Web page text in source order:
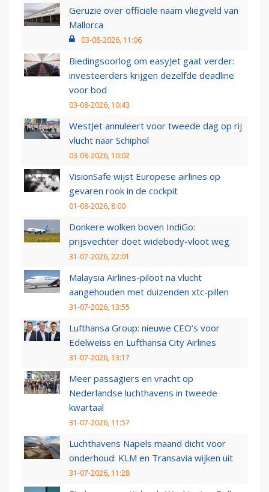
Geruzie over officiële naam vliegveld van
Mallorca
03-08-2026, 11:06
Biedingsoorlog om easyJet gaat verder:
investeerders krijgen dezelfde deadline
voor bod
03-08-2026, 10:43
WestJet annuleert voor tweede dag op rij
vlucht naar Schiphol
03-08-2026, 10:02
VisionSafe wijst Europese airlines op
gevaren rook in de cockpit
01-08-2026, 8:00
Donkere wolken boven IndiGo:
prijsvechter doet widebody-vloot weg
31-07-2026, 22:01
Malaysia Airlines-piloot na vlucht
aangehouden met duizenden xtc-pillen
31-07-2026, 13:55
Lufthansa Group: nieuwe CEO’s voor
Edelweiss en Lufthansa City Airlines
31-07-2026, 13:17
Meer passagiers en vracht op
Nederlandse luchthavens in tweede
kwartaal
31-07-2026, 11:57
Luchthavens Napels maand dicht voor
onderhoud: KLM en Transavia wijken uit
31-07-2026, 11:28